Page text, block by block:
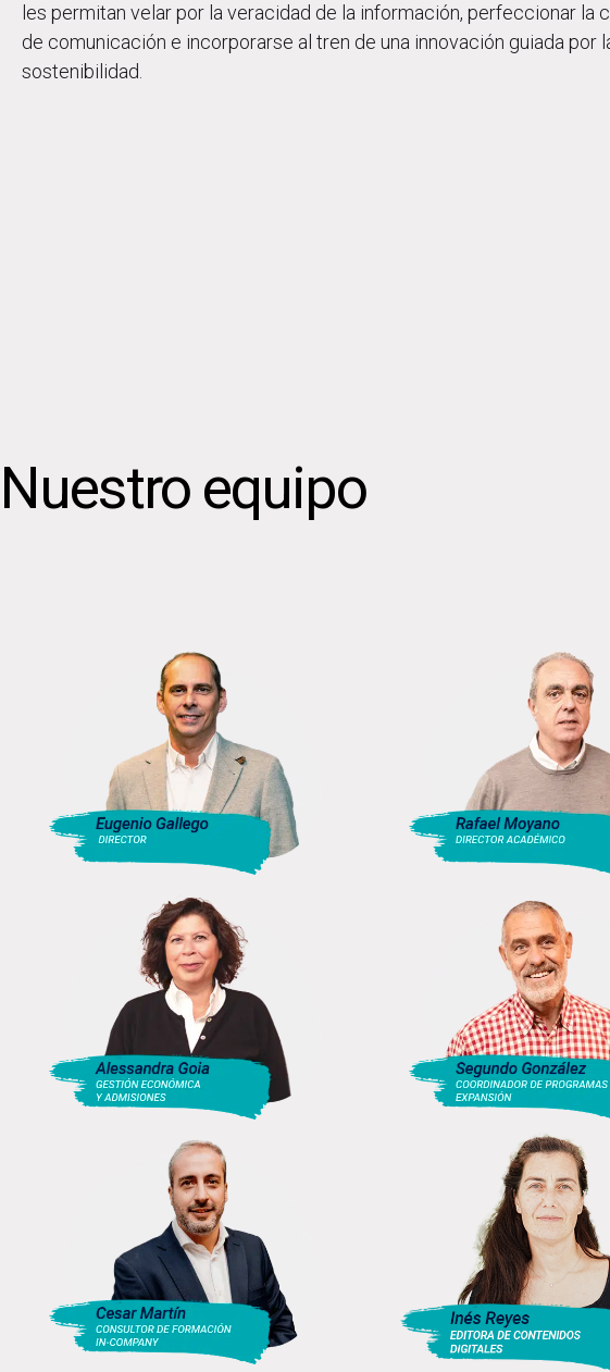
les permitan velar por la veracidad de la información, perfeccionar la
de comunicación e incorporarse al tren de una innovación guiada por
sostenibilidad.
Nuestro equipo